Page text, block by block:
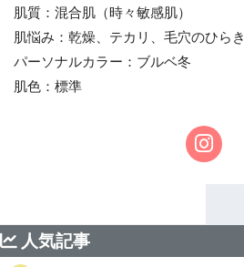
肌質：混合肌（時々敏感肌）
肌悩み：乾燥、テカリ、毛穴のひら
パーソナルカラー：ブルベ冬
肌色：標準
人気記事